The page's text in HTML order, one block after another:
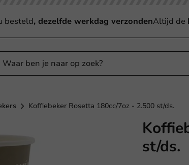
besteld, dezelfde werkdag verzondenAltijd de
Koffiebeker Rosetta 180cc/7oz - 2.500 st/ds.
st/ds.